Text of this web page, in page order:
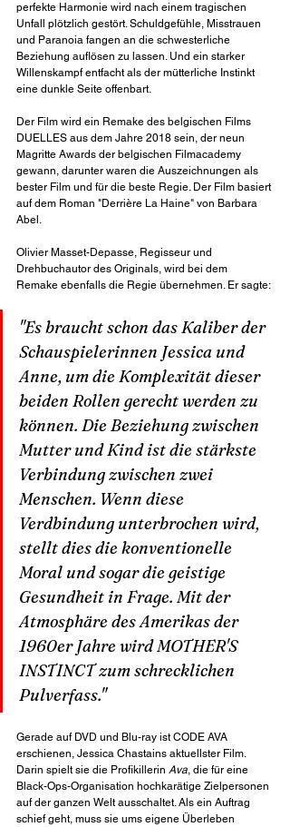
perfekte Harmonie wird nach einem tragischen
Unfall plötzlich gestört. Schuldgefühle, Misstrauen
und Paranoia fangen an die schwesterliche
Beziehung auflösen zu lassen. Und ein starker
Willenskampf entfacht als der mütterliche Instinkt
eine dunkle Seite offenbart.
Der Film wird ein Remake des belgischen Films
DUELLES aus dem Jahre 2018 sein, der neun
Magritte Awards der belgischen Filmacademy
gewann, darunter waren die Auszeichnungen als
bester Film und für die beste Regie. Der Film basiert
auf dem Roman "Derrière La Haine" von Barbara
Abel.
Olivier Masset-Depasse, Regisseur und
Drehbuchautor des Originals, wird bei dem
Remake ebenfalls die Regie übernehmen. Er sagte:
"Es braucht schon das Kaliber der
Schauspielerinnen Jessica und
Anne, um die Komplexität dieser
beiden Rollen gerecht werden zu
können. Die Beziehung zwischen
Mutter und Kind ist die stärkste
Verbindung zwischen zwei
Menschen. Wenn diese
Verdbindung unterbrochen wird,
stellt dies die konventionelle
Moral und sogar die geistige
Gesundheit in Frage. Mit der
Atmosphäre des Amerikas der
1960er Jahre wird MOTHER'S
INSTINCT zum schrecklichen
Pulverfass."
Gerade auf DVD und Blu-ray ist CODE AVA
erschienen, Jessica Chastains aktuellster Film.
Darin spielt sie die Profikillerin Ava, die für eine
Black-Ops-Organisation hochkarätige Zielpersonen
auf der ganzen Welt ausschaltet. Als ein Auftrag
schief geht, muss sie ums eigene Überleben